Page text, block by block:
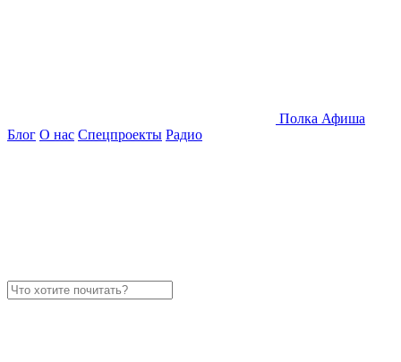
Полка Афиша
Блог О нас Спецпроекты Радио